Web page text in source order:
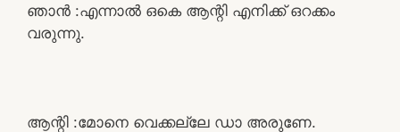
ഞാൻ :എന്നാൽ ഒകെ ആന്റി എനിക്ക് ഒറക്കം
വരുന്നു.
ആന്റി :മോനെ വെക്കല്ലേ ഡാ അരുണേ.